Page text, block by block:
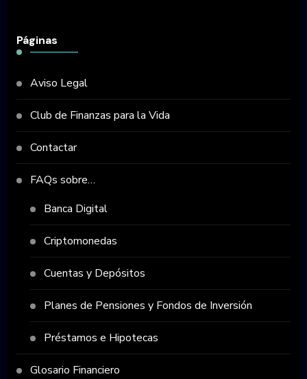
Páginas
Aviso Legal
Club de Finanzas para la Vida
Contactar
FAQs sobre…
Banca Digital
Criptomonedas
Cuentas y Depósitos
Planes de Pensiones y Fondos de Inversión
Préstamos e Hipotecas
Glosario Financiero